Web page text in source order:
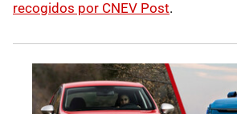
recogidos por CNEV Post.